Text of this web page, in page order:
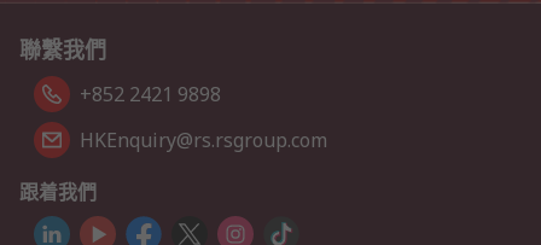
聯繫我們
+852 2421 9898
HKEnquiry@rs.rsgroup.com
跟着我們